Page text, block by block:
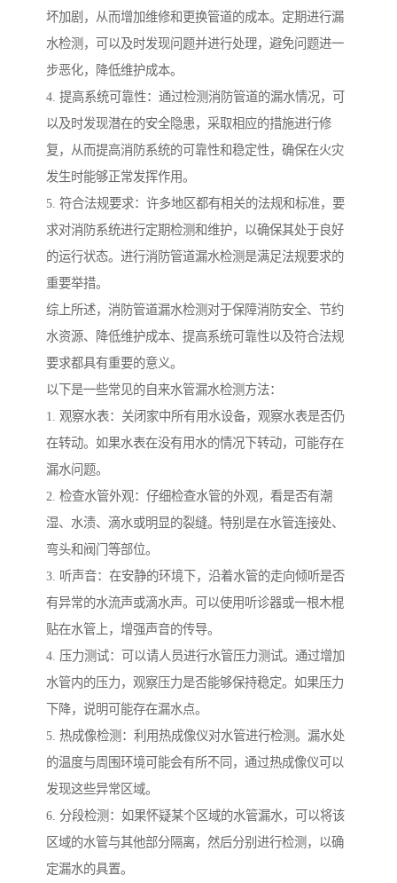
坏加剧，从而增加维修和更换管道的成本。定期进行漏
水检测，可以及时发现问题并进行处理，避免问题进一
步恶化，降低维护成本。
4. 提高系统可靠性：通过检测消防管道的漏水情况，可
以及时发现潜在的安全隐患，采取相应的措施进行修
复，从而提高消防系统的可靠性和稳定性，确保在火灾
发生时能够正常发挥作用。
5. 符合法规要求：许多地区都有相关的法规和标准，要
求对消防系统进行定期检测和维护，以确保其处于良好
的运行状态。进行消防管道漏水检测是满足法规要求的
重要举措。
综上所述，消防管道漏水检测对于保障消防安全、节约
水资源、降低维护成本、提高系统可靠性以及符合法规
要求都具有重要的意义。
以下是一些常见的自来水管漏水检测方法：
1. 观察水表：关闭家中所有用水设备，观察水表是否仍
在转动。如果水表在没有用水的情况下转动，可能存在
漏水问题。
2. 检查水管外观：仔细检查水管的外观，看是否有潮
湿、水渍、滴水或明显的裂缝。特别是在水管连接处、
弯头和阀门等部位。
3. 听声音：在安静的环境下，沿着水管的走向倾听是否
有异常的水流声或滴水声。可以使用听诊器或一根木棍
贴在水管上，增强声音的传导。
4. 压力测试：可以请人员进行水管压力测试。通过增加
水管内的压力，观察压力是否能够保持稳定。如果压力
下降，说明可能存在漏水点。
5. 热成像检测：利用热成像仪对水管进行检测。漏水处
的温度与周围环境可能会有所不同，通过热成像仪可以
发现这些异常区域。
6. 分段检测：如果怀疑某个区域的水管漏水，可以将该
区域的水管与其他部分隔离，然后分别进行检测，以确
定漏水的具置。